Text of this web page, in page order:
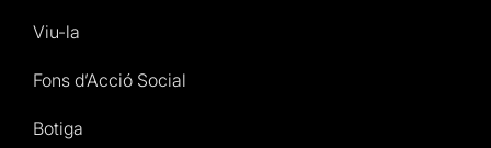
Viu-la
Fons d’Acció Social
Botiga